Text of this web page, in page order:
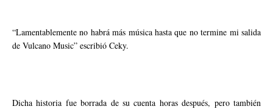
“Lamentablemente no habrá más música hasta que no termine mi salida
de Vulcano Music” escribió Ceky.
Dicha historia fue borrada de su cuenta horas después, pero también